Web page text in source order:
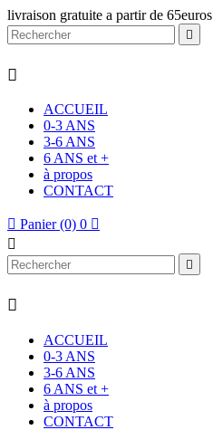
livraison gratuite a partir de 65euros


ACCUEIL
0-3 ANS
3-6 ANS
6 ANS et +
à propos
CONTACT
 Panier (0) 0 



ACCUEIL
0-3 ANS
3-6 ANS
6 ANS et +
à propos
CONTACT